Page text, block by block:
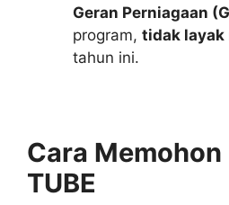
Geran Perniagaan
program, tidak layak
tahun ini.
Cara
TUBE